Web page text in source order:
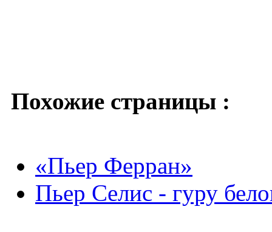
Похожие страницы :
«Пьер Ферран»
Пьер Селис - гуру